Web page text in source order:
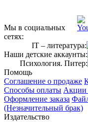
Мы в социальных
сетях:
IT – литература:
Наши детские аккаунты:
Психология. Питер:
Помощь
Соглашение о продаже
Способы оплаты Акции
Оформление заказа
(Незначительный брак)
Издательство